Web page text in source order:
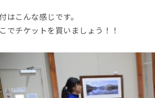
はこんな感じです。
でチケットを買いましょう！！